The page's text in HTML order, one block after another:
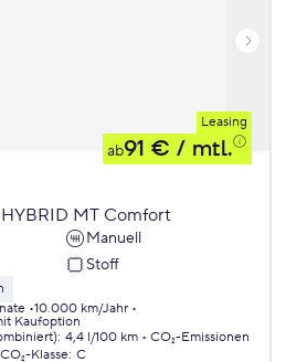
Leasing
ab91 € / mtl.
HYBRID MT Comfort
Manuell
Stoff
10.000 km/Jahr
Kaufoption
: 4,4 l/100 km
CO₂-Emissionen
CO₂-Klasse: C